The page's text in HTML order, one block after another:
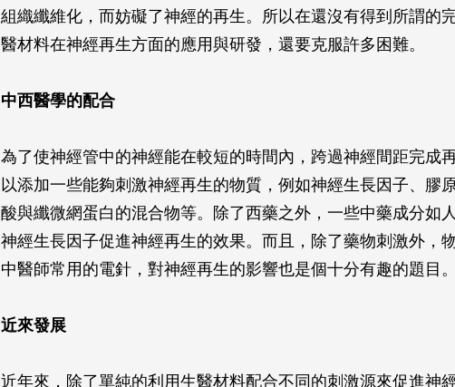
組織纖維化，而妨礙了神經的再生。所以在還沒有得到所謂的
醫材料在神經再生方面的應用與研發，還要克服許多困難。
中西醫學的配合
為了使神經管中的神經能在較短的時間內，跨過神經間距完成
以添加一些能夠刺激神經再生的物質，例如神經生長因子、膠
酸與纖微網蛋白的混合物等。除了西藥之外，一些中藥成分如
神經生長因子促進神經再生的效果。而且，除了藥物刺激外，
中醫師常用的電針，對神經再生的影響也是個十分有趣的題目。
近來發展
近年來，除了單純的利用生醫材料配合不同的刺激源來促進神